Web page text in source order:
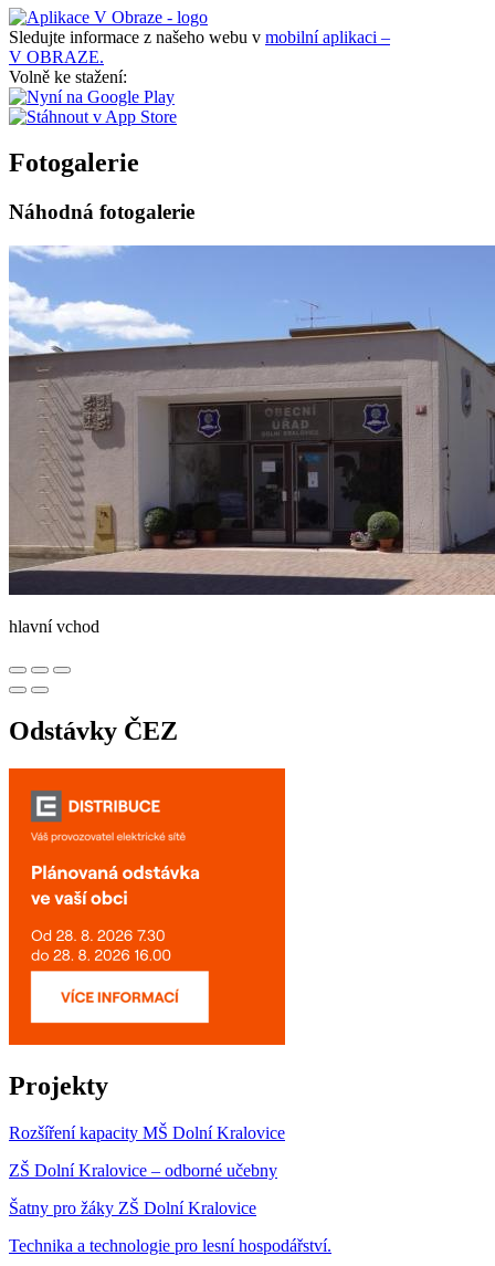
Sledujte informace z našeho webu v mobilní aplikaci –
V OBRAZE.
Volně ke stažení:
Fotogalerie
Náhodná fotogalerie
hlavní vchod
Odstávky ČEZ
Projekty
Rozšíření kapacity MŠ Dolní Kralovice
ZŠ Dolní Kralovice – odborné učebny
Šatny pro žáky ZŠ Dolní Kralovice
Technika a technologie pro lesní hospodářství.